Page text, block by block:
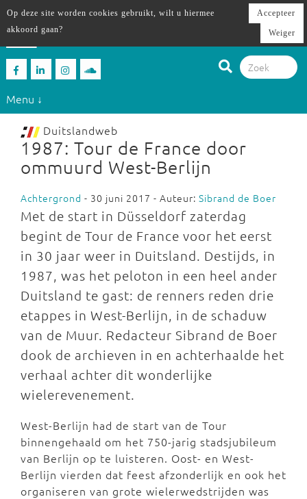
Menu ↓
Duitslandweb
1987: Tour de France door
ommuurd West-Berlijn
Achtergrond - 30 juni 2017 - Auteur: Sibrand de Boer
Met de start in Düsseldorf zaterdag
begint de Tour de France voor het eerst
in 30 jaar weer in Duitsland. Destijds, in
1987, was het peloton in een heel ander
Duitsland te gast: de renners reden drie
etappes in West-Berlijn, in de schaduw
van de Muur. Redacteur Sibrand de Boer
dook de archieven in en achterhaalde het
verhaal achter dit wonderlijke
wielerevenement.
West-Berlijn had de start van de Tour
binnengehaald om het 750-jarig stadsjubileum
van Berlijn op te luisteren. Oost- en West-
Berlijn vierden dat feest afzonderlijk en ook het
organiseren van grote wielerwedstrijden was
Op deze site worden cookies gebruikt, wilt u hiermee
akkoord gaan?
Accepteer
Weiger